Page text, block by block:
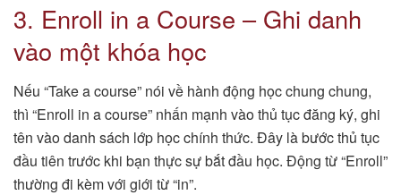
3. Enroll in a Course – Ghi danh
vào một khóa học
Nếu “Take a course” nói về hành động học chung chung,
thì “Enroll in a course” nhấn mạnh vào thủ tục đăng ký, ghi
tên vào danh sách lớp học chính thức. Đây là bước thủ tục
đầu tiên trước khi bạn thực sự bắt đầu học. Động từ “Enroll”
thường đi kèm với giới từ “in”.